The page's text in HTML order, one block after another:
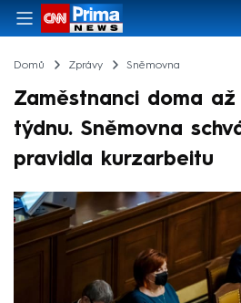
Domů Zprávy Sněmovna
Zaměstnanci doma
týdnu. Sněmovna
pravidla kurzarbeitu